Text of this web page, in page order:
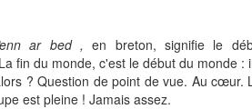
ar bed , en breton, signifie le
fin du monde, c'est le début du monde :
? Question de point de vue. Au cœur.
est pleine ! Jamais assez.